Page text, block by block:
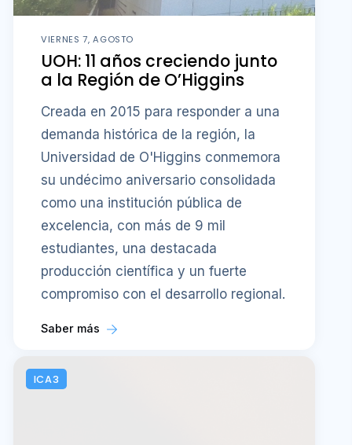
VIERNES 7, AGOSTO
UOH: 11 años creciendo junto
a la Región de O’Higgins
Creada en 2015 para responder a una
demanda histórica de la región, la
Universidad de O'Higgins conmemora
su undécimo aniversario consolidada
como una institución pública de
excelencia, con más de 9 mil
estudiantes, una destacada
producción científica y un fuerte
compromiso con el desarrollo regional.
Saber más
ICA3